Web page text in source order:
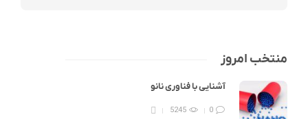
منتخب امروز
آشنایی با فناوری نانو
0
5245